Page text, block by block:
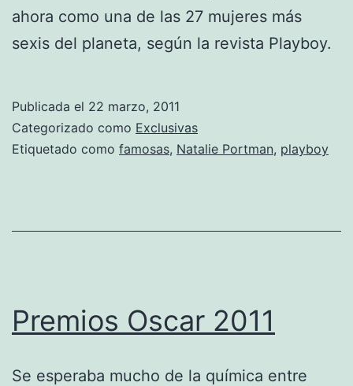
ahora como una de las 27 mujeres más
sexis del planeta, según la revista Playboy.
Publicada el 22 marzo, 2011
Categorizado como Exclusivas
Etiquetado como famosas, Natalie Portman, playboy
Premios Oscar 2011
Se esperaba mucho de la química entre